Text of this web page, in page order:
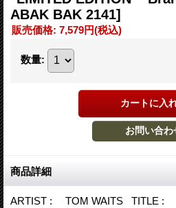
ABAK BAK 2141]
販売価格: 7,579円(税込)
数量:
商品詳細
ARTIST : TOM WAITS TITLE :